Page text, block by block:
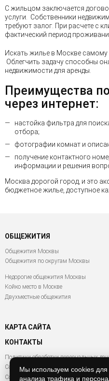
С жильцом заключается
услуги. Собственники
требуют залог. При расчете с
фактический период
Искать жилье в Москве
Облегчить задачу способны
недвижимости для аренды.
Преимущества
через интернет:
настойка фильтра для
отбора;
фотографии комнат и
получение контактного
информации и решения
Москва дорогой город, и это
бюджетное жилье, доступное
ОБЩЕЖИТИЯ
Общежития Москвы
Общежития по округам Москвы
Недорогие общежития Москвы
Койко место в Москве
Двухместные общежития
КАРТА САЙТА
КОНТАКТЫ
Политики обработки персональных
Согласие на обработку персональных
Согласие на обработку файлов Cookies
Мы используем cookies для
анализа трафика и